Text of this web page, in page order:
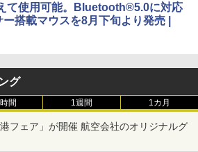
て使用可能。Bluetooth®5.0に対応
搭載マウスを8月下旬より発売 |
グ
間 1週間 1カ月
フェア」が開催 航空会社のオリジナルグ